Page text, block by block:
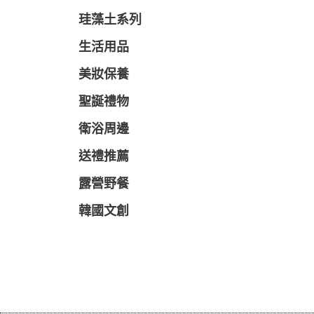
珪藻土系列
生活用品
美妝保養
聖誕禮物
衛浴周邊
送禮推薦
露營野餐
韓國文創